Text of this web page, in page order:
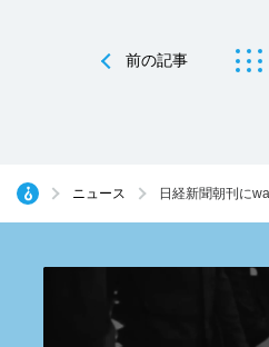
前の記事
ニュース 日経新聞朝刊に